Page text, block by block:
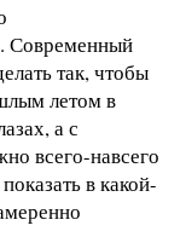
Современный
так, чтобы
летом в
а с
всего-навсего
в какой-